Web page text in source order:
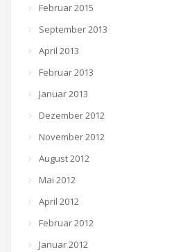
Februar 2015
September 2013
April 2013
Februar 2013
Januar 2013
Dezember 2012
November 2012
August 2012
Mai 2012
April 2012
Februar 2012
Januar 2012